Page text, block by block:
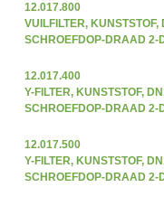
12.017.800
VUILFILTER, KUNSTSTOF,
SCHROEFDOP-DRAAD 2-
12.017.400
Y-FILTER, KUNSTSTOF,
SCHROEFDOP-DRAAD 2-
12.017.500
Y-FILTER, KUNSTSTOF,
SCHROEFDOP-DRAAD 2-